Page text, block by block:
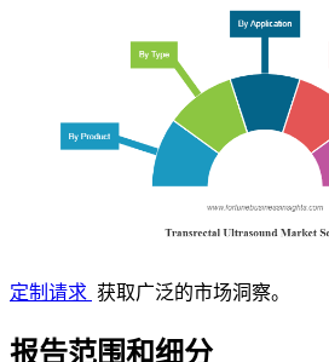
定制请求 获取广泛的市场洞察。
报告范围和细分